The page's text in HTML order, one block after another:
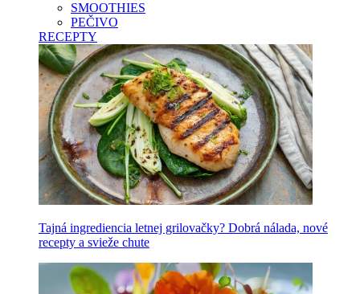
SMOOTHIES
PEČIVO
RECEPTY
Tajná ingrediencia letnej grilovačky? Dobrá nálada, nové
recepty a svieže chute